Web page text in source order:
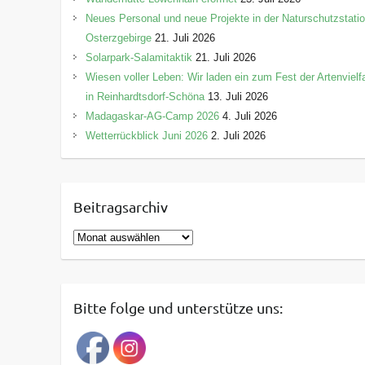
Neues Personal und neue Projekte in der
Osterzgebirge 21. Juli 2026
Solarpark-Salamitaktik 21. Juli 2026
Wiesen voller Leben: Wir laden ein zum Fest der
in Reinhardtsdorf-Schöna 13. Juli 2026
Madagaskar-AG-Camp 2026 4. Juli 2026
Wetterrückblick Juni 2026 2. Juli 2026
Beitragsarchiv
B
e
r
g
Bitte folge und unterstütze uns: